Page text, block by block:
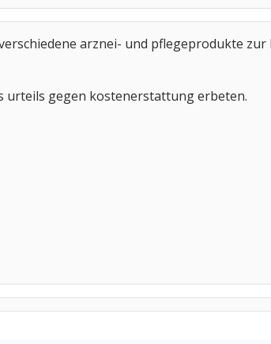
arznei- und pflegeprodukte
urteils gegen kostenerstattung erbeten.